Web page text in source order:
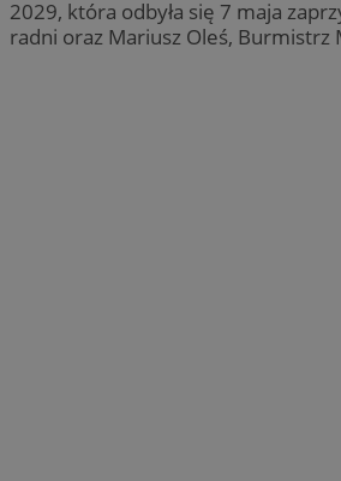
2029, która odbyła się 7 maja
radni oraz Mariusz Oleś, Burmistrz